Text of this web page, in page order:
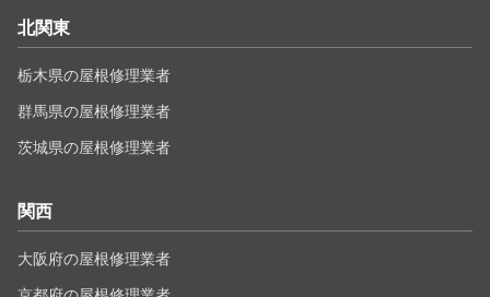
北関東
栃木県の屋根修理業者
群馬県の屋根修理業者
茨城県の屋根修理業者
関西
大阪府の屋根修理業者